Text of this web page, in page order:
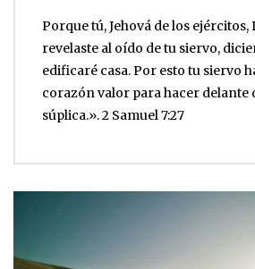
Porque tú, Jehová de los ejércitos,
revelaste al oído de tu siervo,
edificaré casa. Por esto tu siervo
corazón valor para hacer delante
súplica.‭». 2 Samuel‬ ‭7:27